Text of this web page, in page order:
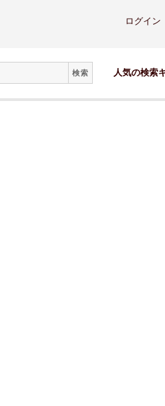
ログイン
検索 人気の検索